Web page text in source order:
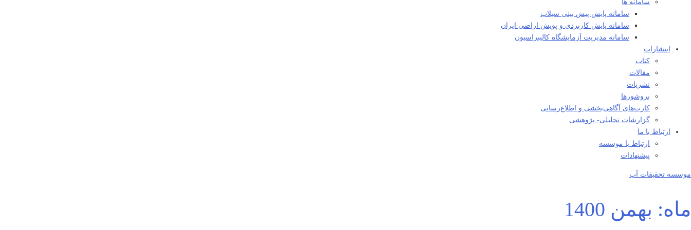
سامانه ها
سامانه پایش پیش بینی سیلاب
سامانه پایش کاربردی و پویش اراضی ایران
سامانه مدیریت آزمایشگاه کالیبراسیون
انتشارات
کتاب
مقالات
نشریات
بروشورها
کارت‌های آگاهی‌بخشی و اطلاع‌رسانی
گزارشات تحلیلی- پژوهشی
ارتباط با ما
ارتباط با موسسه
پیشنهادات
موسسه تحقیقات آب
ماه: بهمن 1400